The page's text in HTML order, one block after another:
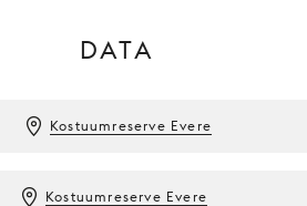
DATA
Kostuumreserve Evere
Kostuumreserve Evere